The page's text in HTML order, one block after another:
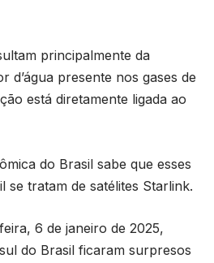
principalmente da
d’água presente nos gases de
está diretamente ligada ao
do Brasil sabe que esses
se tratam de satélites Starlink.
6 de janeiro de 2025,
do Brasil ficaram surpresos